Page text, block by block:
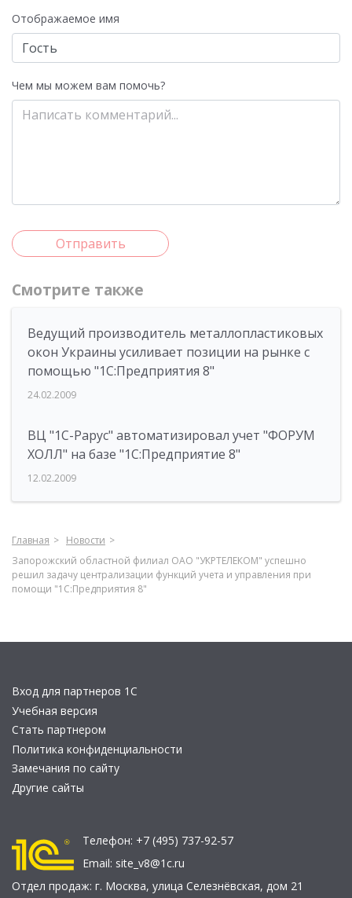
Отображаемое имя
Чем мы можем вам помочь?
Отправить
Смотрите также
Ведущий производитель металлопластиковых
окон Украины усиливает позиции на рынке с
помощью "1С:Предприятия 8"
24.02.2009
ВЦ "1С-Рарус" автоматизировал учет "ФОРУМ
ХОЛЛ" на базе "1С:Предприятие 8"
12.02.2009
Главная
Новости
Запорожский областной филиал ОАО "УКРТЕЛЕКОМ" успешно
решил задачу централизации функций учета и управления при
помощи "1С:Предприятия 8"
Вход для партнеров 1С
Учебная версия
Стать партнером
Политика конфиденциальности
Замечания по сайту
Другие сайты
Телефон: +7 (495) 737-92-57
Email: site_v8@1c.ru
Отдел продаж: г. Москва, улица Селезнёвская, дом 21